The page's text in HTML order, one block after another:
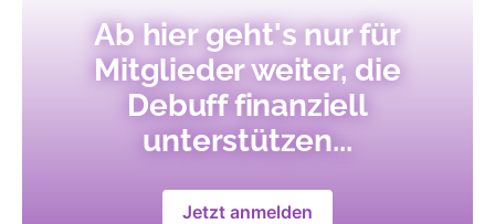
Ab hier geht's nur für
Mitglieder weiter, die
Debuff finanziell
unterstützen...
Jetzt anmelden